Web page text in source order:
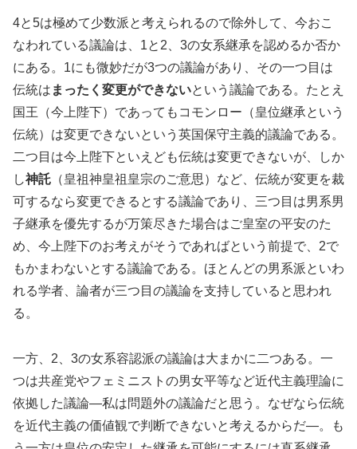
4と5は極めて少数派と考えられるので除外して、今おこ
なわれている議論は、1と2、3の女系継承を認めるか否か
にある。1にも微妙だが3つの議論があり、その一つ目は
伝統は まったく変更ができないという議論である。たとえ
国王（今上陛下）であってもコモンロー（皇位継承という
伝統）は変更できないという英国保守主義的議論である。
二つ目は今上陛下といえども伝統は変更できないが、しか
し神託 （皇祖神皇祖皇宗のご意思）など、伝統が変更を裁
可するなら変更できるとする議論であり、三つ目は男系男
子継承を優先するが万策尽きた場合はご皇室の平安のた
め、今上陛下のお考えがそうであればという前提で、2で
もかまわないとする議論である。ほとんどの男系派といわ
れる学者、論者が三つ目の議論を支持していると思われ
る。
一方、2、3の女系容認派の議論は大まかに二つある。一
つは共産党やフェミニストの男女平等など近代主義理論に
依拠した議論―私は問題外の議論だと思う。なぜなら伝統
を近代主義の価値観で判断できないと考えるからだ―。も